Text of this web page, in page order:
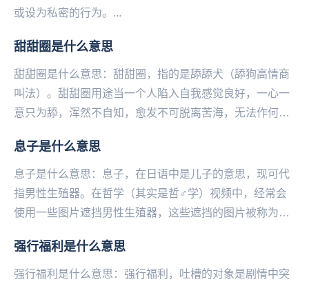
或设为私密的行为。...
甜甜圈是什么意思
甜甜圈是什么意思：甜甜圈，指的是舔舔犬（舔狗高情商
叫法）。甜甜圈用途当一个人陷入自我感觉良好，一心一
意只为舔，浑然不自知，愈发不可脱离苦海，无法作何评
息子是什么意思
息子是什么意思：息子，在日语中是儿子的意思，现可代
指男性生殖器。在哲学（其实是哲♂学）视频中，经常会
使用一些图片遮挡男性生殖器，这些遮挡的图片被称为守
婴...
强行福利是什么意思
强行福利是什么意思：强行福利，吐槽的对象是剧情中突